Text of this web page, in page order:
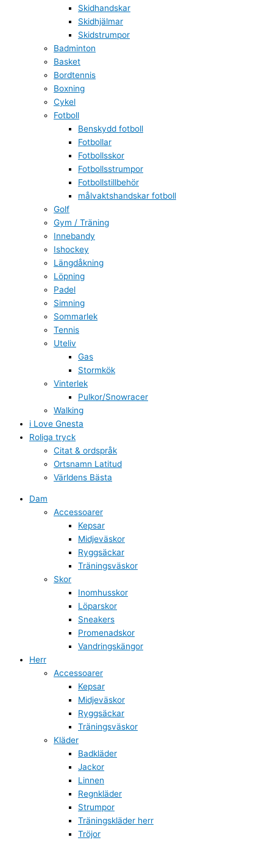
Skidhandskar
Skidhjälmar
Skidstrumpor
Badminton
Basket
Bordtennis
Boxning
Cykel
Fotboll
Benskydd fotboll
Fotbollar
Fotbollsskor
Fotbollsstrumpor
Fotbollstillbehör
målvaktshandskar fotboll
Golf
Gym / Träning
Innebandy
Ishockey
Längdåkning
Löpning
Padel
Simning
Sommarlek
Tennis
Uteliv
Gas
Stormkök
Vinterlek
Pulkor/Snowracer
Walking
i Love Gnesta
Roliga tryck
Citat & ordspråk
Ortsnamn Latitud
Världens Bästa
Dam
Accessoarer
Kepsar
Midjeväskor
Ryggsäckar
Träningsväskor
Skor
Inomhusskor
Löparskor
Sneakers
Promenadskor
Vandringskängor
Herr
Accessoarer
Kepsar
Midjeväskor
Ryggsäckar
Träningsväskor
Kläder
Badkläder
Jackor
Linnen
Regnkläder
Strumpor
Träningskläder herr
Tröjor